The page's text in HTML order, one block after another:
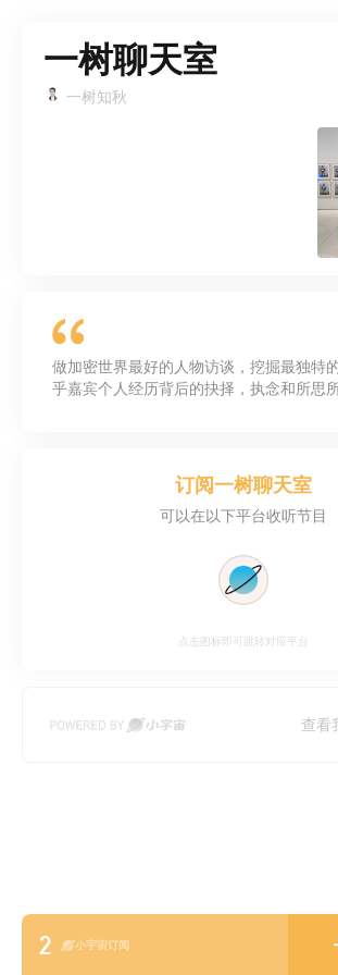
一树聊天室
一树知秋
做加密世界最好的人物访谈，挖掘最独特
乎嘉宾个人经历背后的抉择，执念和所思
订阅一树聊天室
可以在以下平台收听节目
点击图标即可跳转对应平台
查看
2 小宇宙订阅